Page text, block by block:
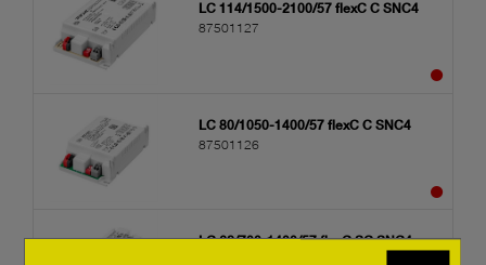
LC 114/1500-2100/57 flexC C SNC4
87501127
LC 80/1050-1400/57 flexC C SNC4
87501126
LC 62/700-1400/57 flexC SC SNC4